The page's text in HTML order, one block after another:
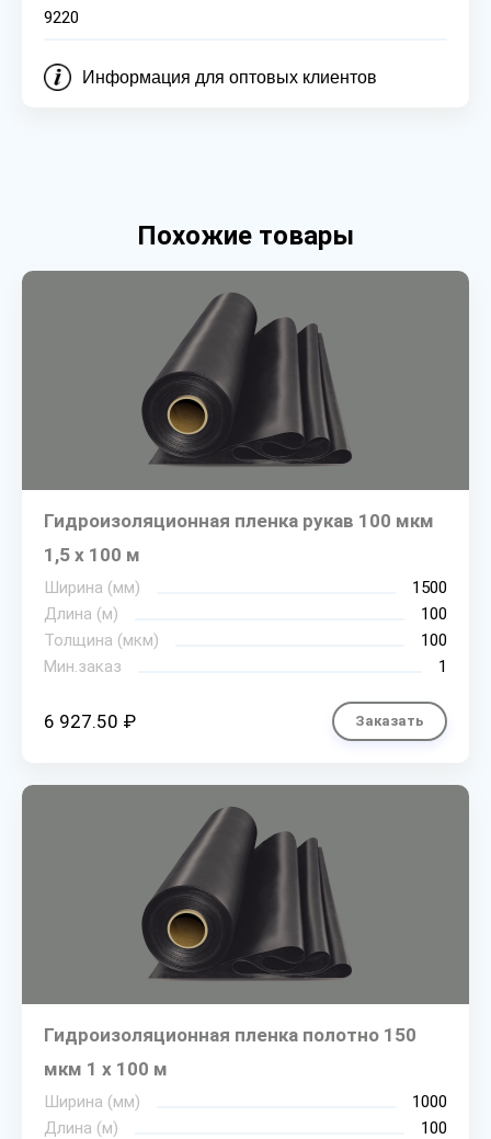
9220
Информация для оптовых клиентов
Похожие товары
Гидроизоляционная пленка рукав 100 мкм
1,5 х 100 м
Ширина (мм)
1500
Длина (м)
100
Толщина (мкм)
100
Мин.заказ
1
6 927.50 ₽ Заказать
Гидроизоляционная пленка полотно 150
мкм 1 х 100 м
Ширина (мм)
1000
Длина (м)
100